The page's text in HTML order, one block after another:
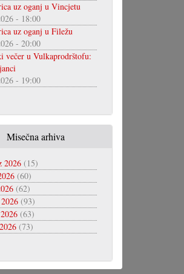
uz oganj u Vincjetu
- 18:00
uz oganj u Filežu
- 20:00
večer u Vulkaprodrštofu:
- 19:00
Misečna arhiva
2026(15)
(60)
(62)
(93)
(63)
(73)